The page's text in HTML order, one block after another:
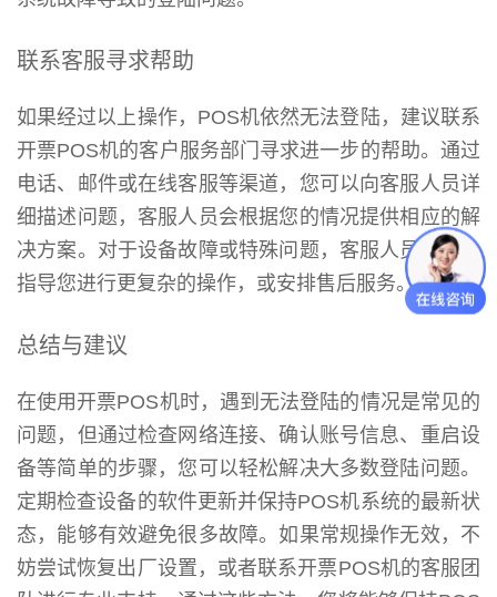
联系客服寻求帮助
如果经过以上操作，POS机依然无法登陆，建议联系
开票POS机的客户服务部门寻求进一步的帮助。通过
电话、邮件或在线客服等渠道，您可以向客服人员详
细描述问题，客服人员会根据您的情况提供相应的解
决方案。对于设备故障或特殊问题，客服人员可能会
指导您进行更复杂的操作，或安排售后服务。
总结与建议
在使用开票POS机时，遇到无法登陆的情况是常见的
问题，但通过检查网络连接、确认账号信息、重启设
备等简单的步骤，您可以轻松解决大多数登陆问题。
定期检查设备的软件更新并保持POS机系统的最新状
态，能够有效避免很多故障。如果常规操作无效，不
妨尝试恢复出厂设置，或者联系开票POS机的客服团